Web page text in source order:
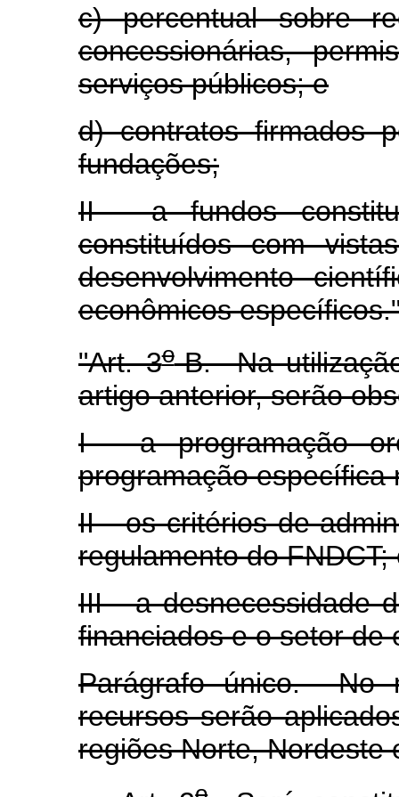
c) percentual sobre
concessionárias,
serviços públicos; e
d) contratos firmados
fundações;
II - a fundos
constituídos com
desenvolvimento
econômicos
"Art. 3o-B. Na
artigo anterior, serão
I - a programação
programação específica
II - os critérios de
regulamento do FNDCT;
III - a desnecessidade
financiados e o setor de
Parágrafo único. No
recursos serão
regiões Norte, Nordeste